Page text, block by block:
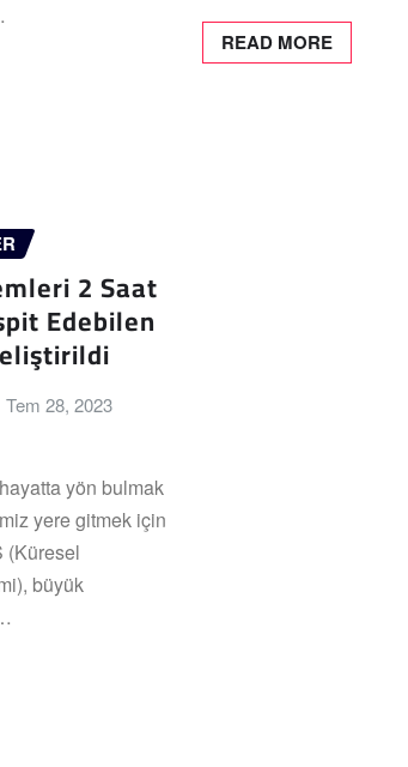
READ MORE
2 Saat
Edebilen
Tem 28, 2023
yön bulmak
yere gitmek için
(Küresel
büyük